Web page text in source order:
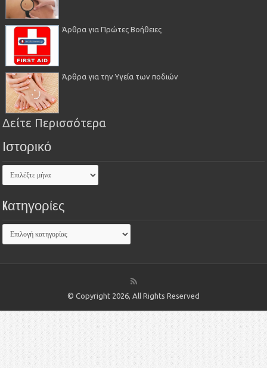
Άρθρα για Πρώτες Βοήθειες
Άρθρα για την Υγεία των ποδιών
Δείτε Περισσότερα
Ιστορικό
Kατηγορίες
© Copyright 2026, All Rights Reserved